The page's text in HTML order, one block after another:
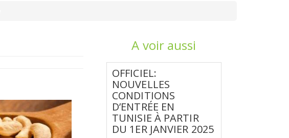
SÉLECTIONNEZ UN/DES PAYS
A voir aussi
OFFICIEL:
NOUVELLES
CONDITIONS
D’ENTRÉE EN
TUNISIE À PARTIR
DU 1ER JANVIER 2025